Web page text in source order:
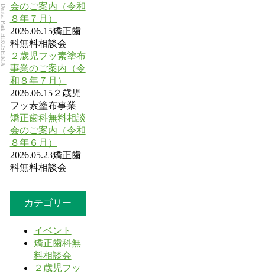
Dental Park HIROSHIMA 会のご案内（令和
８年７月）
2026.06.15矯正歯
科無料相談会
２歳児フッ素塗布
事業のご案内（令
和８年７月）
2026.06.15２歳児
フッ素塗布事業
矯正歯科無料相談
会のご案内（令和
８年６月）
2026.05.23矯正歯
科無料相談会
カテゴリー
イベント
矯正歯科無
料相談会
２歳児フッ